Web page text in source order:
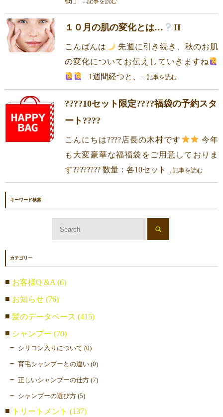
１０月の肌の変化とは… II
こんばんは
先週に引き続き、秋のお肌
の変化についてお伝えしていきますね
1週間経つと、
...記事を読む
????10セット限定????福袋の予約スタ
ート????
こんにちは????店長の木村です
今年
も大変豪華な福福袋をご用意しておりま
す???????? 数量：各10セット
...記事を読む
キーワード検索
カテゴリー
お客様Q &A (6)
お知らせ (76)
髪のデータベース (415)
シャンプー (70)
シリコン入りについて (0)
育毛シャンプーとの違い (0)
正しいシャンプーの仕方 (7)
シャンプーの選び方 (5)
トリートメント (137)